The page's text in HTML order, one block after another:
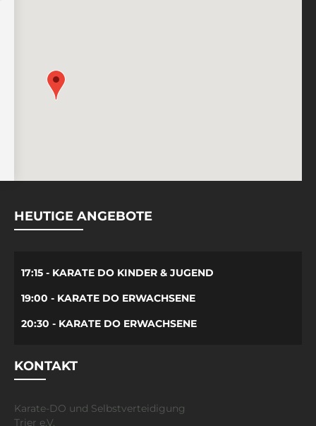
HEUTIGE ANGEBOTE
17:15 - KARATE DO KINDER & JUGEND
19:00 - KARATE DO ERWACHSENE
20:30 - KARATE DO ERWACHSENE
KONTAKT
Karate-DO und Selbstverteidigung
Trier e.V.